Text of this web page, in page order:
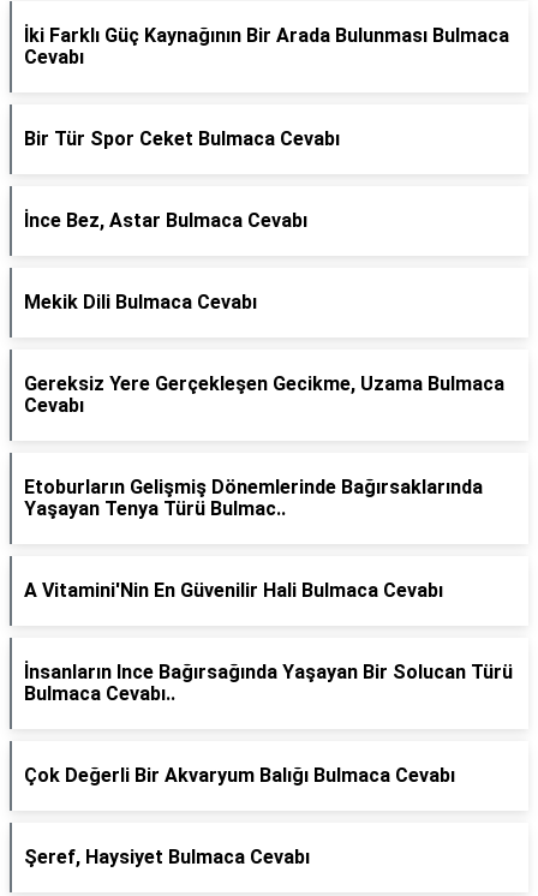
İki Farklı Güç Kaynağının Bir Arada Bulunması Bulmaca
Cevabı
Bir Tür Spor Ceket Bulmaca Cevabı
İnce Bez, Astar Bulmaca Cevabı
Mekik Dili Bulmaca Cevabı
Gereksiz Yere Gerçekleşen Gecikme, Uzama Bulmaca
Cevabı
Etoburların Gelişmiş Dönemlerinde Bağırsaklarında
Yaşayan Tenya Türü Bulmac..
A Vitamini'Nin En Güvenilir Hali Bulmaca Cevabı
İnsanların Ince Bağırsağında Yaşayan Bir Solucan Türü
Bulmaca Cevabı..
Çok Değerli Bir Akvaryum Balığı Bulmaca Cevabı
Şeref, Haysiyet Bulmaca Cevabı